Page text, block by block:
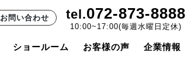
ショールーム お客様の声 企業情報
お問い合わせ tel.072-873-8888
10:00~17:00(毎週水曜日定休)